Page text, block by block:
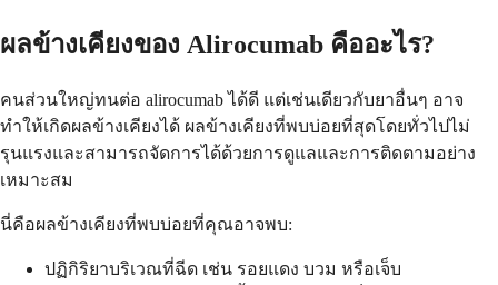
ผลข้างเคียงของ Alirocumab คืออะไร?
คนส่วนใหญ่ทนต่อ alirocumab ได้ดี แต่เช่นเดียวกับยาอื่นๆ อาจ
ทำให้เกิดผลข้างเคียงได้ ผลข้างเคียงที่พบบ่อยที่สุดโดยทั่วไปไม่
รุนแรงและสามารถจัดการได้ด้วยการดูแลและการติดตามอย่าง
เหมาะสม
นี่คือผลข้างเคียงที่พบบ่อยที่คุณอาจพบ:
ปฏิกิริยาบริเวณที่ฉีด เช่น รอยแดง บวม หรือเจ็บ